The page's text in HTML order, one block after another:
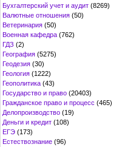
Бухгалтерский учет и аудит (8269)
Валютные отношения (50)
Ветеринария (50)
Военная кафедра (762)
ГДЗ (2)
География (5275)
Геодезия (30)
Геология (1222)
Геополитика (43)
Государство и право (20403)
Гражданское право и процесс (465)
Делопроизводство (19)
Деньги и кредит (108)
ЕГЭ (173)
Естествознание (96)